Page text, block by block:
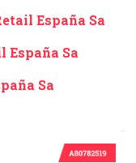
España Sa
España Sa
Sa